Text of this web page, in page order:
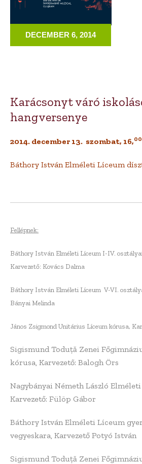
DECEMBER 6, 2014
Karácsonyt váró
hangversenye
2014. december 13. szombat, 16,00
Báthory István Elméleti Líceum
Fellépnek:
Báthory István Elméleti Líceum I-IV.
Karvezető: Kovács Dalma
Báthory István Elméleti Líceum V-VI.
Bányai Melinda
János Zsigmond Unitárius Líceum kórusa,
Sigismund Toduță Zenei
kórusa, Karvezető: Balogh Örs
Nagybányai Németh László
Karvezető: Fülöp Gábor
Báthory István Elméleti Líceum
vegyeskara, Karvezető Potyó István
Sigismund Toduță Zenei